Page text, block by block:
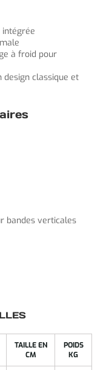
intégrée
à froid pour
design classique et
bandes verticales
TAILLE EN
CM
POIDS
KG